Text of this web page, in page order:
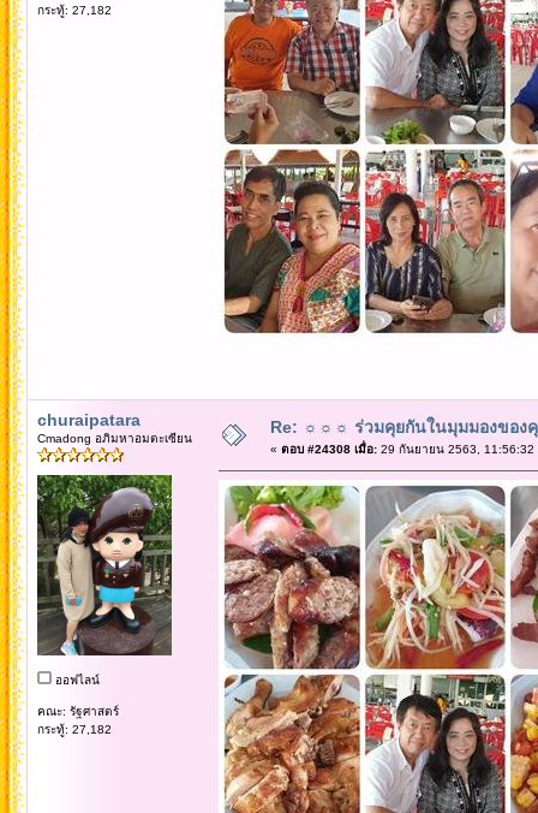
กระทู้: 27,182
churaipatara
Cmadong อภิมหาอมตะเซียน
ออฟไลน์
คณะ: รัฐศาสตร์
กระทู้: 27,182
Re: ☼☼☼ ร่วมคุยกันในมุมมองของ
« ตอบ #24308 เมื่อ:29 กันยายน 2563, 11:56:32